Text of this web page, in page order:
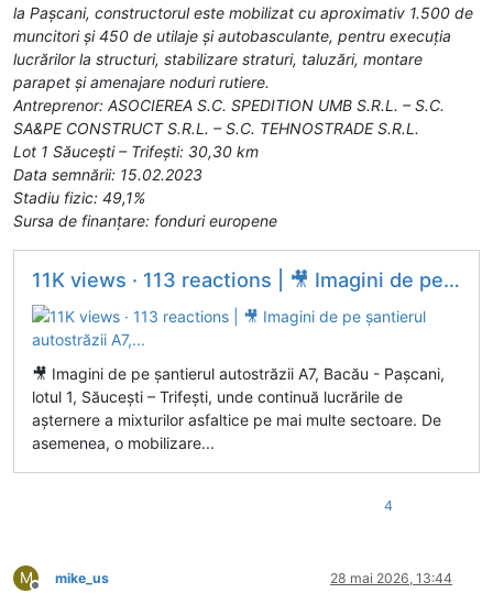
la Pașcani, constructorul este mobilizat cu aproximativ 1.500 de
muncitori și 450 de utilaje și autobasculante, pentru execuția
lucrărilor la structuri, stabilizare straturi, taluzări, montare
parapet și amenajare noduri rutiere.
Antreprenor: ASOCIEREA S.C. SPEDITION UMB S.R.L. – S.C.
SA&PE CONSTRUCT S.R.L. – S.C. TEHNOSTRADE S.R.L.
Lot 1 Săucești – Trifești: 30,30 km
Data semnării: 15.02.2023
Stadiu fizic: 49,1%
Sursa de finanțare: fonduri europene
11K views · 113 reactions | 🎥 Imagini de pe șantierul autostrăzii A7,...
🎥 Imagini de pe șantierul autostrăzii A7, Bacău - Pașcani,
lotul 1, Săucești – Trifești, unde continuă lucrările de
așternere a mixturilor asfaltice pe mai multe sectoare. De
asemenea, o mobilizare...
4
M
Deconectat
mike_us 28 mai 2026, 13:44